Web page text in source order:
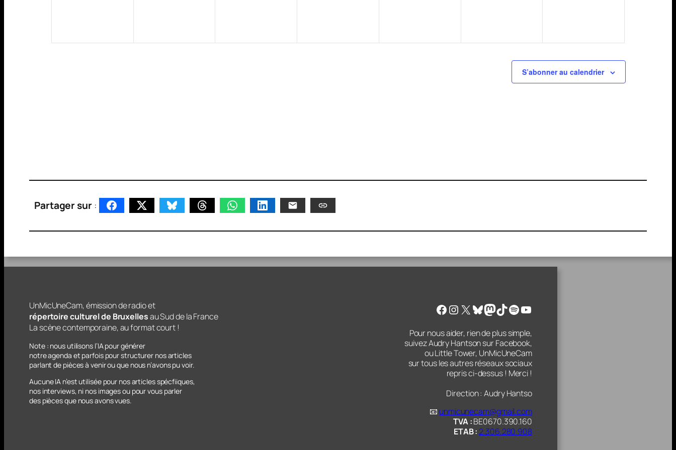
S’abonner au calendrier
Partager sur:
UnMicUneCam, émission de radio et
répertoire culturel de Bruxellesau Sud de la France
La scène contemporaine, au format court !
Note : nous utilisons l’IA pour générer
notre agenda et parfois pour structurer nos articles
parlant de pièces à venir ou que nous n’avons pu voir.
Aucune IA n’est utilisée pour nos articles spécfiiques,
nos interviews, ni nos images ou pour vous parler
des pièces que nous avons vues.
Facebook
Instagram
X Bluesky
Mastodon
TikTok
Spotify
YouTube
Pour nous aider, rien de plus simple,
suivez Audry Hantson sur Facebook,
ou Little Tower, UnMicUneCam
sur tous les autres réseaux sociaux
repris ci-dessus ! Merci !
Direction : Audry Hantso
📧 unmicunecam@gmail.com
TVA :BE0670.390.160
ETAB :2.306.280.908